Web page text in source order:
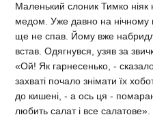
Маленький слоник Тимко ніяк
медом. Уже давно на нічному
ще не спав. Йому вже
встав. Одягнувся, узяв за
«Ой! Як гарнесенько, -
захваті почало знімати їх
до кишені, - а ось ця -
любить салат і все